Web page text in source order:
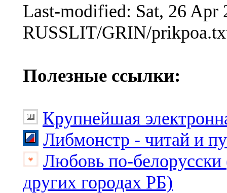
Last-modified: Sat, 26 Apr
RUSSLIT/GRIN/
Полезные ссылки:
Крупнейшая
Либмонстр - читай и
Любовь по-белорусски
других городах РБ)